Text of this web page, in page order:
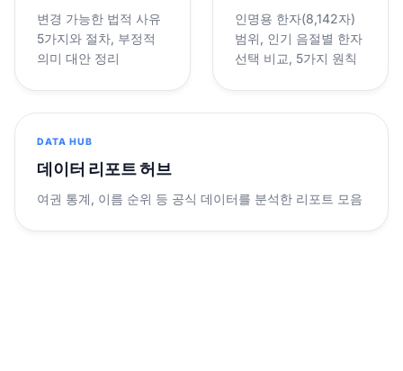
변경 가능한 법적 사유
5가지와 절차, 부정적
의미 대안 정리
인명용 한자(8,142자)
범위, 인기 음절별 한자
선택 비교, 5가지 원칙
DATA HUB
데이터 리포트 허브
여권 통계, 이름 순위 등 공식 데이터를 분석한 리포트 모음